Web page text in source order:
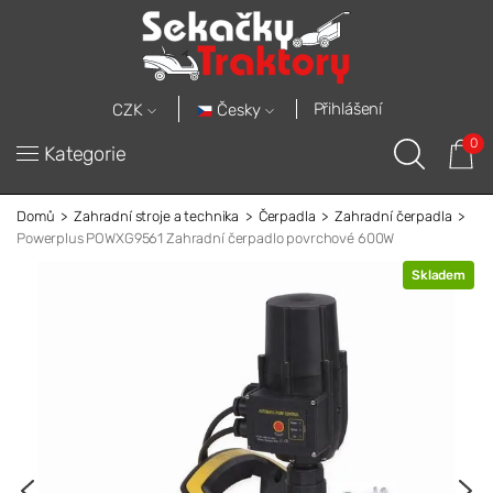
CZK Česky Přihlášení
Kategorie 0
Domů Zahradní stroje a technika Čerpadla
Zahradní čerpadla
Powerplus POWXG9561 Zahradní čerpadlo povrchové 600W
Skladem